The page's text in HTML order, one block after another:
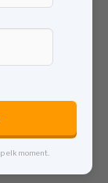
elk moment.